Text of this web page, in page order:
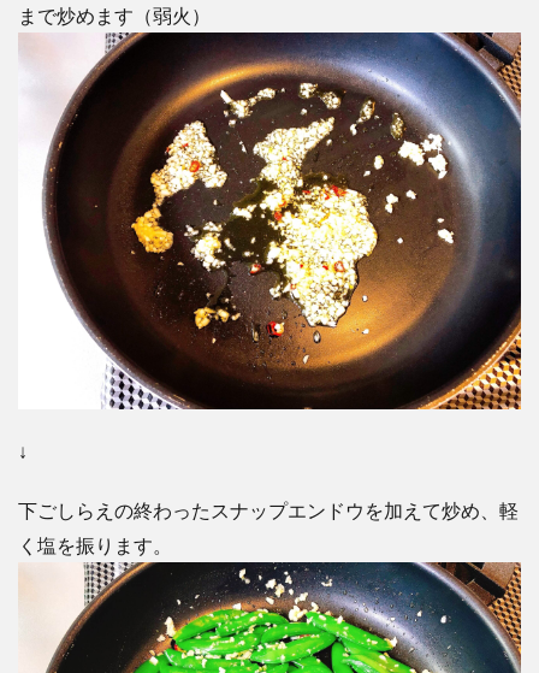
まで炒めます（弱火）
↓
下ごしらえの終わったスナップエンドウを加えて炒め、軽
く塩を振ります。